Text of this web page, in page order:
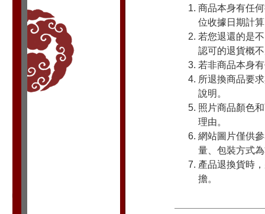
商品本身有任
位收據日期計
若您退還的是
認可的退貨概
若非商品本身
所退換商品要
說明。
照片商品顏色
理由。
網站圖片僅供
量、包裝方式
產品退換貨時
擔。